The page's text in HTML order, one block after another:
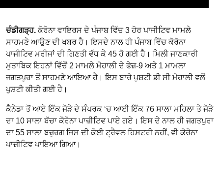
ਚੰਡੀਗੜ੍ਹ.ਕੋਰੋਨਾ ਵਾਇਰਸ ਦੇ ਪੰਜਾਬ ਵਿੱਚ 3 ਹੋਰ ਪਾਜੀਟਿਵ ਮਾਮਲੇ
ਸਾਹਮਣੇ ਆਉਣ ਦੀ ਖਬਰ ਹੈ। ਇਸਦੇ ਨਾਲ ਹੀ ਪੰਜਾਬ ਵਿੱਚ ਕੋਰੋਨਾ
ਪਾਜੀਟਿਵ ਮਰੀਜਾਂ ਦੀ ਗਿਣਤੀ ਵੱਧ ਕੇ 45 ਹੋ ਗਈ ਹੈ। ਮਿਲੀ ਜਾਣਕਾਰੀ
ਮੁਤਾਬਿਕ ਇਹਨਾਂ ਵਿੱਚੋਂ 2 ਮਾਮਲੇ ਮੋਹਾਲੀ ਦੇ ਫੇਜ਼-9 ਅਤੇ 1 ਮਾਮਲਾ
ਜਗਤਪੁਰਾ ਤੋਂ ਸਾਹਮਣੇ ਆਇਆ ਹੈ। ਇਸ ਬਾਰੇ ਪੁਸ਼ਟੀ ਡੀ ਸੀ ਮੋਹਾਲੀ ਵਲੋਂ
ਪੁਸ਼ਟੀ ਕੀਤੀ ਗਈ ਹੈ।
ਕੈਨੇਡਾ ਤੋਂ ਆਏ ਇੱਕ ਜੋੜੇ ਦੇ ਸੰਪਰਕ ‘ਚ ਆਈ ਇੱਕ 76 ਸਾਲਾ ਮਹਿਲਾ ਤੇ ਜੋੜੇ
ਦਾ 10 ਸਾਲਾ ਬੱਚਾ ਕੋਰੋਨਾ ਪਾਜ਼ੀਟਿਵ ਪਾਏ ਗਏ। ਇਸ ਦੇ ਨਾਲ ਹੀ ਜਗਤਪੁਰਾ
ਦਾ 55 ਸਾਲਾ ਬਜ਼ੁਰਗ ਜਿਸ ਦੀ ਕੋਈ ਟ੍ਰੈਵਲ ਹਿਸਟਰੀ ਨਹੀਂ, ਵੀ ਕੋਰੋਨਾ
ਪਾਜ਼ੀਟਿਵ ਪਾਇਆ ਗਿਆ।